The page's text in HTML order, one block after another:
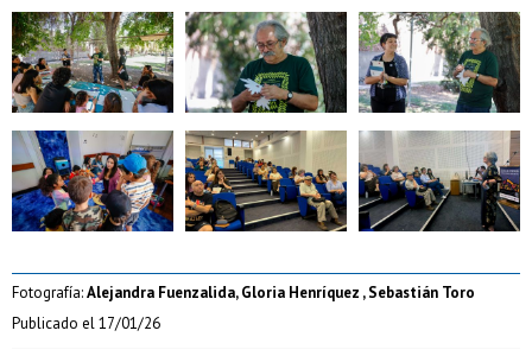
Zoom Zoom Zoom
Zoom Zoom Zoom
Fotografía:Alejandra Fuenzalida, Gloria Henríquez , Sebastián Toro
Publicado el17/01/26